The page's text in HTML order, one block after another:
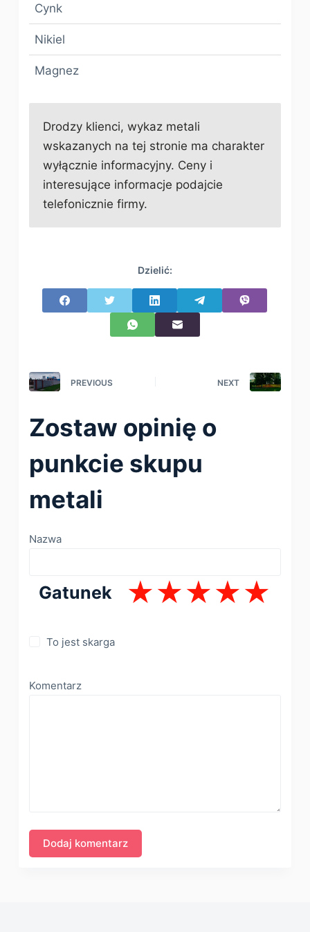
Cynk
Nikiel
Magnez
Drodzy klienci, wykaz metali
wskazanych na tej stronie ma charakter
wyłącznie informacyjny. Ceny i
interesujące informacje podajcie
telefonicznie firmy.
Dzielić:
PREVIOUS NEXT
Zostaw opinię o
punkcie skupu
metali
Nazwa
Gatunek
To jest skarga
Komentarz